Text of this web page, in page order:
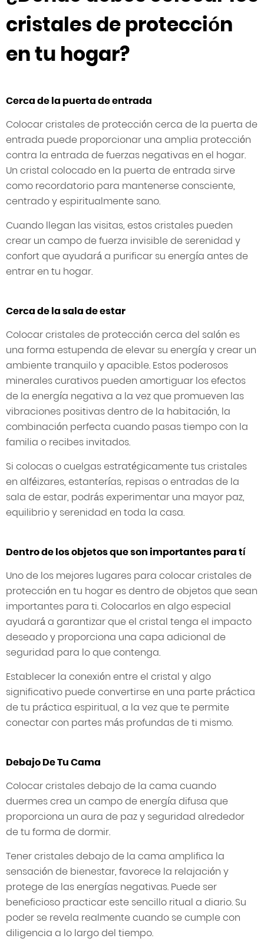
cristales de protección
en tu hogar?
Cerca de la puerta de entrada
Colocar cristales de protección cerca de la puerta de
entrada puede proporcionar una amplia protección
contra la entrada de fuerzas negativas en el hogar.
Un cristal colocado en la puerta de entrada sirve
como recordatorio para mantenerse consciente,
centrado y espiritualmente sano.
Cuando llegan las visitas, estos cristales pueden
crear un campo de fuerza invisible de serenidad y
confort que ayudará a purificar su energía antes de
entrar en tu hogar.
Cerca de la sala de estar
Colocar cristales de protección cerca del salón es
una forma estupenda de elevar su energía y crear un
ambiente tranquilo y apacible. Estos poderosos
minerales curativos pueden amortiguar los efectos
de la energía negativa a la vez que promueven las
vibraciones positivas dentro de la habitación, la
combinación perfecta cuando pasas tiempo con la
familia o recibes invitados.
Si colocas o cuelgas estratégicamente tus cristales
en alféizares, estanterías, repisas o entradas de la
sala de estar, podrás experimentar una mayor paz,
equilibrio y serenidad en toda la casa.
Dentro de los objetos que son importantes para tí
Uno de los mejores lugares para colocar cristales de
protección en tu hogar es dentro de objetos que sean
importantes para ti. Colocarlos en algo especial
ayudará a garantizar que el cristal tenga el impacto
deseado y proporciona una capa adicional de
seguridad para lo que contenga.
Establecer la conexión entre el cristal y algo
significativo puede convertirse en una parte práctica
de tu práctica espiritual, a la vez que te permite
conectar con partes más profundas de ti mismo.
Debajo De Tu Cama
Colocar cristales debajo de la cama cuando
duermes crea un campo de energía difusa que
proporciona un aura de paz y seguridad alrededor
de tu forma de dormir.
Tener cristales debajo de la cama amplifica la
sensación de bienestar, favorece la relajación y
protege de las energías negativas. Puede ser
beneficioso practicar este sencillo ritual a diario. Su
poder se revela realmente cuando se cumple con
diligencia a lo largo del tiempo.